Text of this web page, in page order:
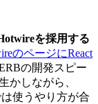
を採用する
のページにReact
の開発スピー
かしながら、
使うやり方が合